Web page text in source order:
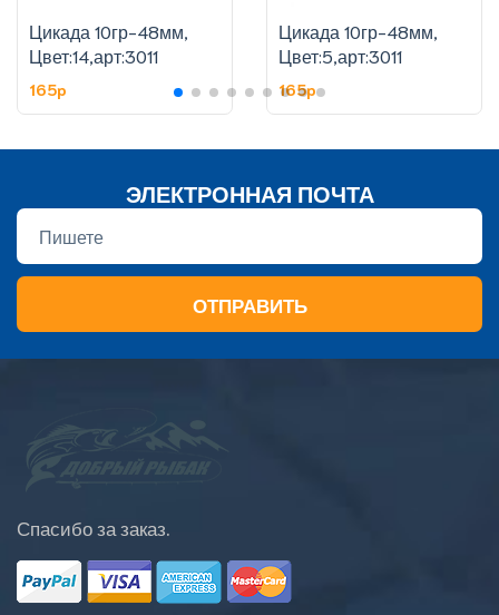
Цикада 10гр-48мм,
Цвет:14,арт:3011
165p
Цикада 10гр-48мм,
Цвет:5,арт:3011
165p
ЭЛЕКТРОННАЯ ПОЧТА
ОТПРАВИТЬ
Спасибо за заказ.